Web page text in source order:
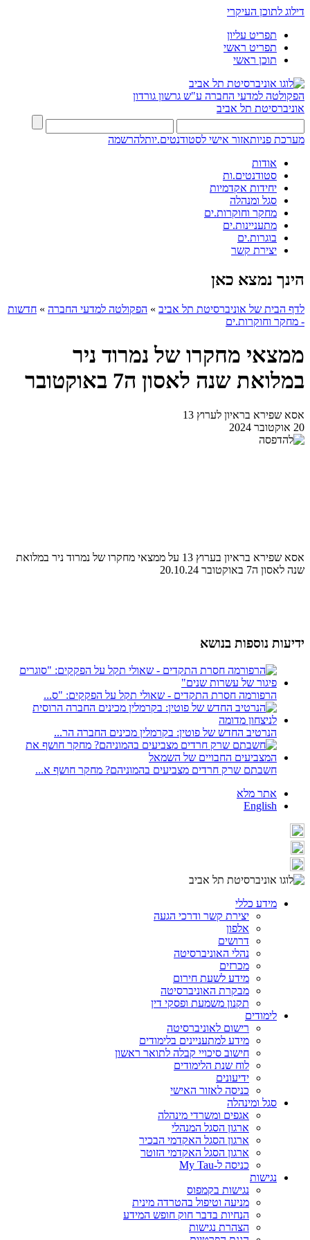
דילוג לתוכן העיקרי
תפריט עליון
תפריט ראשי
תוכן ראשי
הפקולטה למדעי החברה ע"ש גרשון גורדון
אוניברסיטת תל אביב
מערכת פניותאזור אישי לסטודנטים.יותלהרשמה
אודות
סטודנטים.ות
יחידות אקדמיות
סגל ומנהלה
מחקר וחוקרות.ים
מתעניינות.ים
בוגרות.ים
יצירת קשר
הינך נמצא כאן
לדף הבית של אוניברסיטת תל אביב » הפקולטה למדעי החברה » חדשות
- מחקר וחוקרות.ים
ממצאי מחקרו של נמרוד ניר
במלואת שנה לאסון ה7 באוקטובר
אסא שפירא בראיון לערוץ 13
20 אוקטובר 2024
אסא שפירא בראיון בערוץ 13 על ממצאי מחקרו של נמרוד ניר במלואת
שנה לאסון ה7 באוקטובר 20.10.24
ידיעות נוספות בנושא
הרפורמה חסרת התקדים - שאולי תקל על הפקקים: "ס...
הנרטיב החדש של פוטין: בקרמלין מכינים החברה הר...
חשבתם שרק חרדים מצביעים בהמוניהם? מחקר חושף א...
אתר מלא
English
מידע כללי
יצירת קשר ודרכי הגעה
אלפון
דרושים
נהלי האוניברסיטה
מכרזים
מידע לשעת חירום
מבקרת האוניברסיטה
תקנון משמעת ופסקי דין
לימודים
רישום לאוניברסיטה
מידע למתעניינים בלימודים
חישוב סיכויי קבלה לתואר ראשון
לוח שנת הלימודים
ידיעונים
כניסה לאזור האישי
סגל ומינהלה
אגפים ומשרדי מינהלה
ארגון הסגל המנהלי
ארגון הסגל האקדמי הבכיר
ארגון הסגל האקדמי הזוטר
כניסה ל-My Tau
נגישות
נגישות בקמפוס
מניעה וטיפול בהטרדה מינית
הנחיות בדבר חוק חופש המידע
הצהרת נגישות